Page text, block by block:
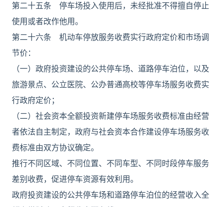
第二十五条 停车场投入使用后，未经批准不得擅自停止
使用或者改作他用。
第二十六条 机动车停放服务收费实行政府定价和市场调
节价：
（一）政府投资建设的公共停车场、道路停车泊位，以及
旅游景点、公立医院、公办普通高校等停车场服务收费实
行政府定价；
（二）社会资本全额投资新建停车场服务收费标准由经营
者依法自主制定，政府与社会资本合作建设停车场服务收
费标准由双方协议确定。
推行不同区域、不同位置、不同车型、不同时段停车服务
差别收费，促进停车资源有效利用。
政府投资建设的公共停车场和道路停车泊位的经营收入全